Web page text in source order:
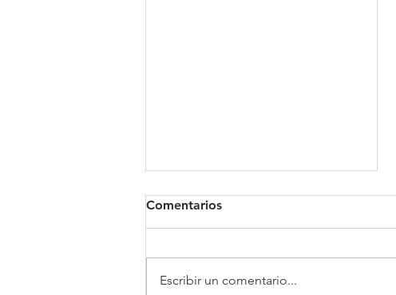
Clínica Somno
Comentarios
Escribir un comentario...